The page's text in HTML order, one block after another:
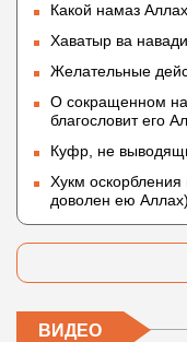
Какой намаз
Хаватыр ва
Желательные
О сокращенном
благословит его
Куфр, не
Хукм
доволен ею Аллах)
ВИДЕО